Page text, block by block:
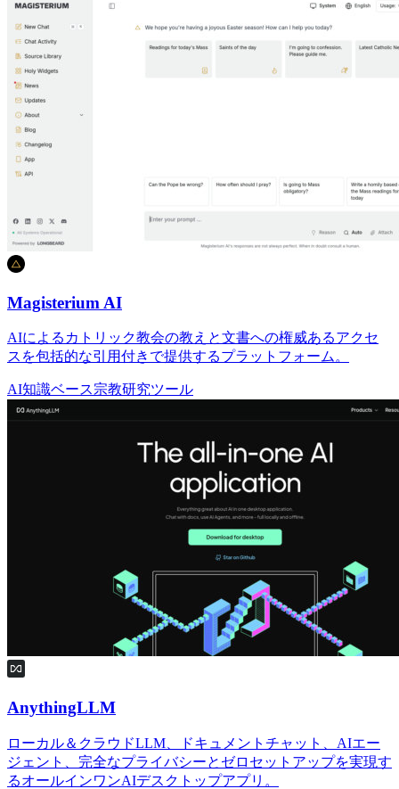
Magisterium AI
AIによるカトリック教会の教えと文書への権威あるアクセ
スを包括的な引用付きで提供するプラットフォーム。
AI知識ベース宗教研究ツール
AnythingLLM
ローカル＆クラウドLLM、ドキュメントチャット、AIエー
ジェント、完全なプライバシーとゼロセットアップを実現す
るオールインワンAIデスクトップアプリ。